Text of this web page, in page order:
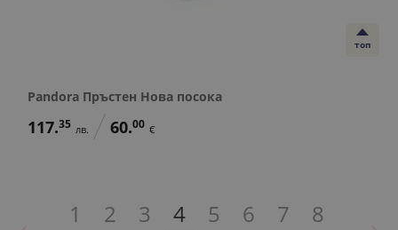
Pandora Пръстен Нова посока
117.35 лв. 60.00 €
1 2 3 4 5 6 7
8
топ